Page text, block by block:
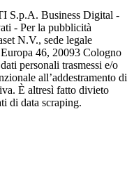
S.p.A. Business Digital -
- Per la pubblicità
N.V., sede legale
46, 20093 Cologno
personali trasmessi e/o
all’addestramento di
È altresì fatto divieto
di data scraping.